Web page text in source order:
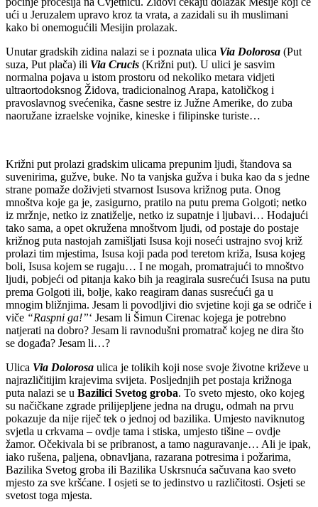
ući u Jeruzalem upravo kroz ta vrata, a zazidali su ih muslimani
kako bi onemogućili Mesijin prolazak.
Unutar gradskih zidina nalazi se i poznata ulica Via Dolorosa (Put
suza, Put plača) ili Via Crucis (Križni put). U ulici je sasvim
normalna pojava u istom prostoru od nekoliko metara vidjeti
ultraortodoksnog Židova, tradicionalnog Arapa, katoličkog i
pravoslavnog svećenika, časne sestre iz Južne Amerike, do zuba
naoružane izraelske vojnike, kineske i filipinske turiste…
Križni put prolazi gradskim ulicama prepunim ljudi, štandova sa
suvenirima, gužve, buke. No ta vanjska gužva i buka kao da s jedne
strane pomaže doživjeti stvarnost Isusova križnog puta. Onog
mnoštva koje ga je, zasigurno, pratilo na putu prema Golgoti; netko
iz mržnje, netko iz znatiželje, netko iz supatnje i ljubavi… Hodajući
tako sama, a opet okružena mnoštvom ljudi, od postaje do postaje
križnog puta nastojah zamišljati Isusa koji noseći ustrajno svoj križ
prolazi tim mjestima, Isusa koji pada pod teretom križa, Isusa kojeg
boli, Isusa kojem se rugaju… I ne mogah, promatrajući to mnoštvo
ljudi, pobjeći od pitanja kako bih ja reagirala susrećući Isusa na putu
prema Golgoti ili, bolje, kako reagiram danas susrećući ga u
mnogim bližnjima. Jesam li povodljivi dio svjetine koji ga se odriče i
viče “Raspni ga!”‘ Jesam li Šimun Cirenac kojega je potrebno
natjerati na dobro? Jesam li ravnodušni promatrač kojeg ne dira što
se događa? Jesam li…?
Ulica Via Dolorosa ulica je tolikih koji nose svoje životne križeve u
najrazličitijim krajevima svijeta. Posljednjih pet postaja križnoga
puta nalazi se u Bazilici Svetog groba. To sveto mjesto, oko kojeg
su načičkane zgrade prilijepljene jedna na drugu, odmah na prvu
pokazuje da nije riječ tek o jednoj od bazilika. Umjesto naviknutog
svjetla u crkvama – ovdje tama i stiska, umjesto tišine – ovdje
žamor. Očekivala bi se pribranost, a tamo naguravanje… Ali je ipak,
iako rušena, paljena, obnavljana, razarana potresima i požarima,
Bazilika Svetog groba ili Bazilika Uskrsnuća sačuvana kao sveto
mjesto za sve kršćane. I osjeti se to jedinstvo u različitosti. Osjeti se
svetost toga mjesta.